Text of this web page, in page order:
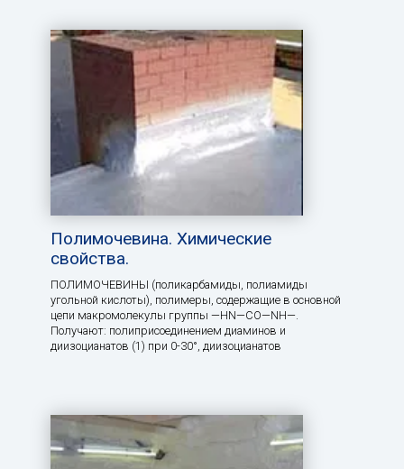
Полимочевина. Химические
свойства.
ПОЛИМОЧЕВИНЫ (поликарбамиды, полиамиды
угольной кислоты), полимеры, содержащие в основной
цепи макромолекулы группы —HN—СО—NH—.
Получают: полиприсоединением диаминов и
диизоцианатов (1) при 0-30°, диизоцианатов